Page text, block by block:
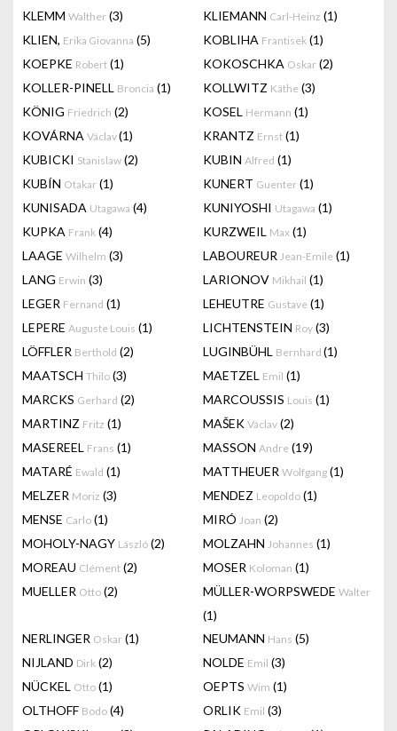
KLEMM Walther (3) KLIEMANN Carl-Heinz (1)
KLIEN, Erika Giovanna (5) KOBLIHA Frantisek (1)
KOEPKE Robert (1) KOKOSCHKA Oskar (2)
KOLLER-PINELL Broncia (1) KOLLWITZ Käthe (3)
KÖNIG Friedrich (2) KOSEL Hermann (1)
KOVÁRNA Václav(1) KRANTZ Ernst (1)
KUBICKI Stanislaw (2) KUBIN Alfred (1)
KUBÍN Otakar (1) KUNERT Guenter (1)
KUNISADA Utagawa (4) KUNIYOSHI Utagawa (1)
KUPKA Frank (4) KURZWEIL Max (1)
LAAGE Wilhelm (3) LABOUREUR Jean-Emile (1)
LANG Erwin (3) LARIONOV Mikhail (1)
LEGER Fernand (1) LEHEUTRE Gustave (1)
LEPERE Auguste Louis (1) LICHTENSTEIN Roy (3)
LÖFFLER Berthold (2) LUGINBÜHL Bernhard (1)
MAATSCH Thilo (3) MAETZEL Emil (1)
MARCKS Gerhard (2) MARCOUSSIS Louis (1)
MARTINZ Fritz (1) MAŠEK Václav (2)
MASEREEL Frans (1) MASSON Andre (19)
MATARÉ Ewald (1) MATTHEUER Wolfgang (1)
MELZER Moriz (3) MENDEZ Leopoldo (1)
MENSE Carlo (1) MIRÓ Joan (2)
MOHOLY-NAGY László (2) MOLZAHN Johannes (1)
MOREAU Clément (2) MOSER Koloman (1)
MUELLER Otto (2) MÜLLER-WORPSWEDE Walter
(1)
NERLINGER Oskar (1) NEUMANN Hans (5)
NIJLAND Dirk (2) NOLDE Emil (3)
NÜCKEL Otto (1) OEPTS Wim (1)
OLTHOFF Bodo (4) ORLIK Emil (3)